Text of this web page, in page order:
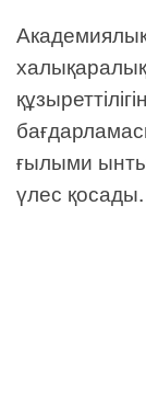
халықаралық
ғылыми
үлес қосады.